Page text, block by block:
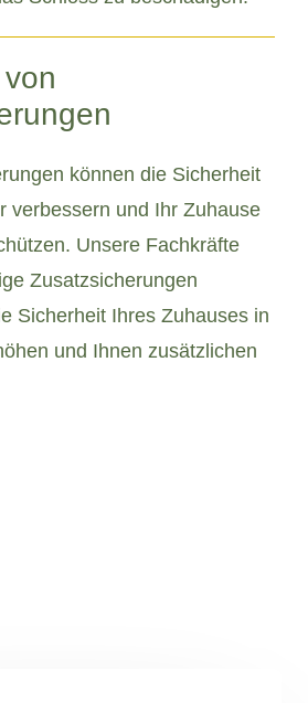
können die Sicherheit
verbessern und Ihr Zuhause
Unsere Fachkräfte
Zusatzsicherungen
Sicherheit Ihres Zuhauses in
und Ihnen zusätzlichen